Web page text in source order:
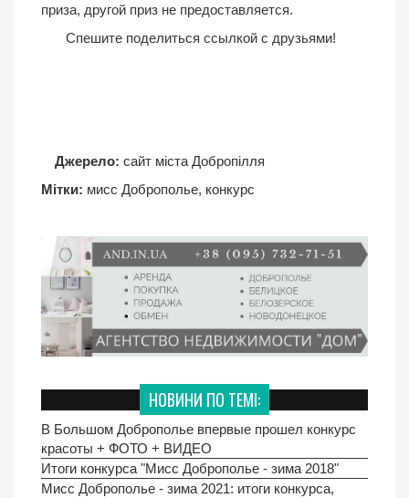
приза, другой приз не предоставляется.
Спешите поделиться ссылкой с друзьями!
Джерело: сайт міста Добропілля
Мітки: мисс Доброполье, конкурс
НОВИНИ ПО ТЕМІ:
В Большом Доброполье впервые прошел конкурс
красоты + ФОТО + ВИДЕО
Итоги конкурса "Мисс Доброполье - зима 2018"
Мисс Доброполье - зима 2021: итоги конкурса,